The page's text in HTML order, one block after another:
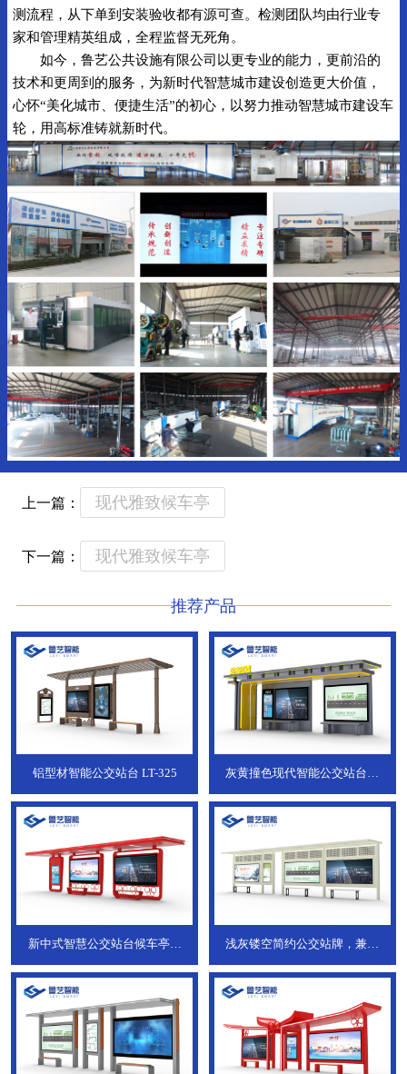
测流程，从下单到安装验收都有源可查。检测团队均由行业专
家和管理精英组成，全程监督无死角。
如今，鲁艺公共设施有限公司以更专业的能力，更前沿的
技术和更周到的服务，为新时代智慧城市建设创造更大价值，
心怀“美化城市、便捷生活”的初心，以努力推动智慧城市建设车
轮，用高标准铸就新时代。
上一篇： 现代雅致候车亭
下一篇： 现代雅致候车亭
推荐产品
铝型材智能公交站台 LT-325
灰黄撞色现代智能公交站台，
新中式智慧公交站台候车亭，
浅灰镂空简约公交站牌，兼具